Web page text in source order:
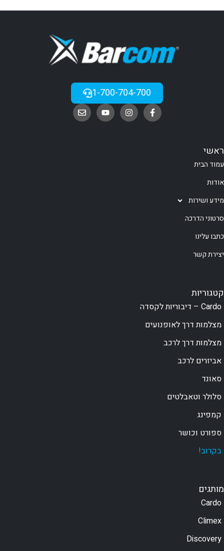
1-700-704-700
ראשי
עמוד הבית
אודות
מידע ושירות
סרטוני הדרכה
כתבו עלינו
יצירת קשר
קטגוריות
Cardo – דיבוריות לקסדה
מצלמות דרך לאופנועים
מצלמות דרך לרכב
אביזרים לרכב
סאונד
סלולר וטאבלטים
קמפינג
ספורט וכושר
בקרוב!
מותגים
Cardo
Climex
Discovery